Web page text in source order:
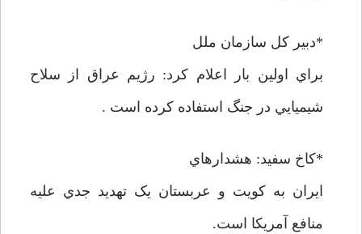
*دبير کل سازمان ملل
براي اولين بار اعلام کرد: رژيم عراق از سلاح
شيميايي در جنگ استفاده کرده است .
*کاخ سفيد: هشدارهاي
ايران به کويت و عربستان يک تهديد جدي عليه
منافع آمريکا است.